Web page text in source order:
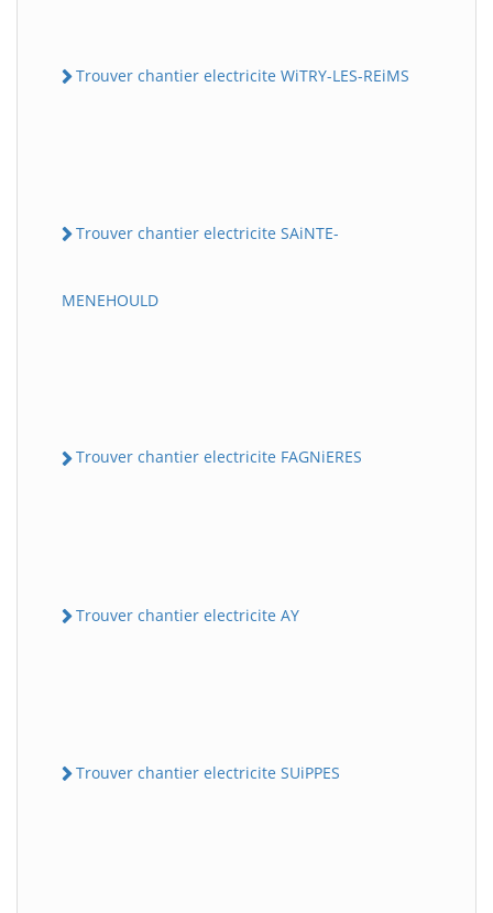
Trouver chantier electricite WiTRY-LES-REiMS
Trouver chantier electricite SAiNTE-
MENEHOULD
Trouver chantier electricite FAGNiERES
Trouver chantier electricite AY
Trouver chantier electricite SUiPPES